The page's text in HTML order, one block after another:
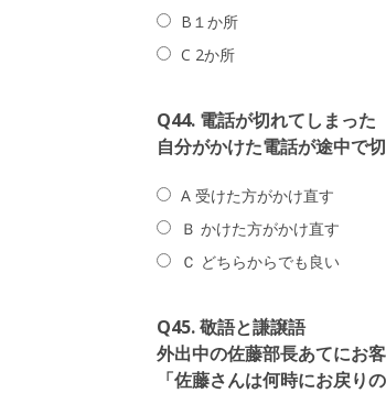
B１か所
C 2か所
Q44. 電話が切れてしまった
自分がかけた電話が途中で
A 受けた方がかけ直す
Ｂ かけた方がかけ直す
Ｃ どちらからでも良い
Q45. 敬語と謙譲語
外出中の佐藤部長あてにお
「佐藤さんは何時にお戻り